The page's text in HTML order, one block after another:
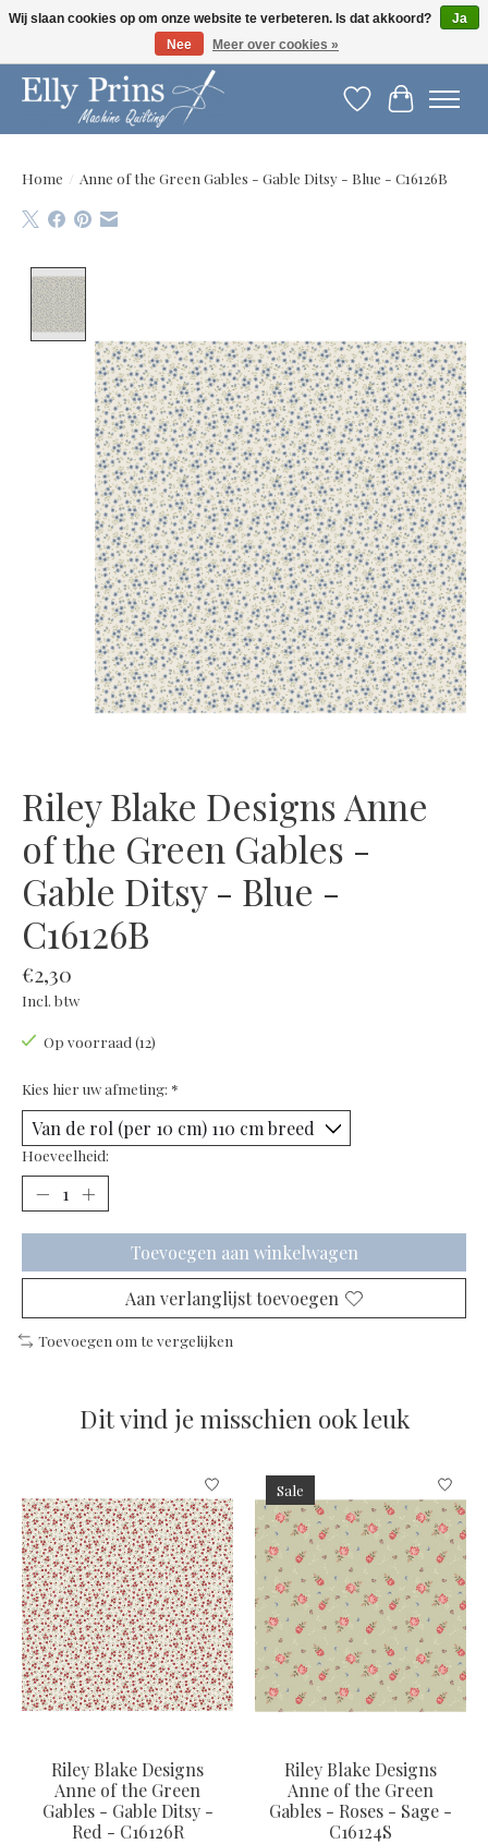
Let op: gewijzigde openingstijden!
Verlanglijst
Home / Anne of the Green Gables - Gable Ditsy - Blue - C16126B
Riley Blake Designs Anne
of the Green Gables -
Gable Ditsy - Blue -
C16126B
€2,30
Incl. btw
Op voorraad (12)
Kies hier uw afmeting: *
Hoeveelheid:
Toevoegen aan winkelwagen
Aan verlanglijst toevoegen
Toevoegen om te vergelijken
Dit vind je misschien ook leuk
Items van productcarrousel
Riley Blake Designs
Anne of the Green
Gables - Gable Ditsy -
Red - C16126R
Sale
Riley Blake Designs
Anne of the Green
Gables - Roses - Sage -
C16124S
Wij slaan cookies op om onze website te verbeteren. Is dat akkoord?
Ja
Nee
Meer over cookies »